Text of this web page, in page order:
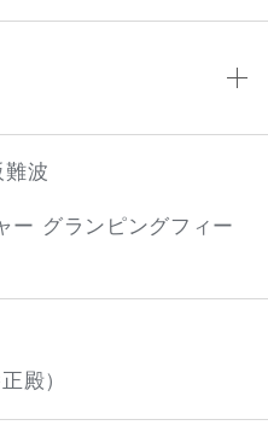
難波
ー グランピングフィー
殿）